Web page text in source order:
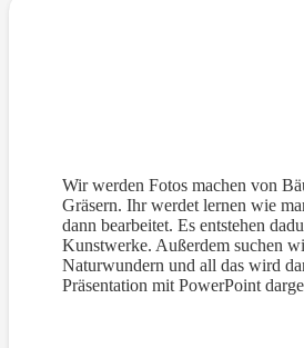
Wir werden Fotos machen von
Gräsern. Ihr werdet lernen wie
dann bearbeitet. Es entstehen
Kunstwerke. Außerdem suchen
Naturwundern und all das wird
Präsentation mit PowerPoint